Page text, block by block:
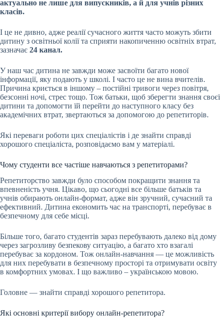
актуально не лише для випускників, а й для учнів різних
класів.
І це не дивно, адже реалії сучасного життя часто можуть збити
дитину з освітньої колії та сприяти накопиченню освітніх втрат,
зазначає 24 канал.
У наш час дитина не завжди може засвоїти багато нової
інформації, яку подають у школі. І часто це не вина вчителів.
Причина криється в іншому – постійні тривоги через повітря,
безсонні ночі, стрес тощо. Тож батьки, щоб зберегти знання своєї
дитини та допомогти їй перейти до наступного класу без
академічних втрат, звертаються за допомогою до репетиторів.
Які переваги роботи цих спеціалістів і де знайти справді
хорошого спеціаліста, розповідаємо вам у матеріалі.
Чому студенти все частіше навчаються з репетиторами?
Репетиторство завжди було способом покращити знання та
впевненість учня. Цікаво, що сьогодні все більше батьків та
учнів обирають онлайн-формат, адже він зручний, сучасний та
ефективний. Дитина економить час на транспорті, перебуває в
безпечному для себе місці.
Більше того, багато студентів зараз перебувають далеко від дому
через загрозливу безпекову ситуацію, а багато хто взагалі
перебуває за кордоном. Тож онлайн-навчання — це можливість
для них перебувати в безпечному просторі та отримувати освіту
в комфортних умовах. І що важливо – українською мовою.
Головне — знайти справді хорошого репетитора.
Які основні критерії вибору онлайн-репетитора?